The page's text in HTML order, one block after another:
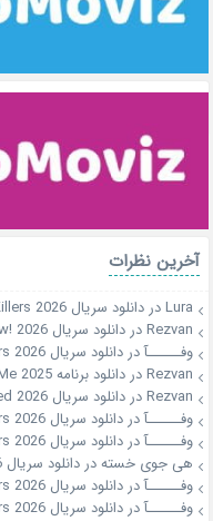
آخرین نظرات
Luraدردانلود سریال A Shop for Killers 2026
Rezvanدردانلود سریال See You at Work Tomorrow! 2026
وفــــــآدردانلود سریال A Shop for Killers 2026
Rezvanدردانلود برنامه Noona is A Woman to Me 2025
Rezvanدردانلود سریال Agent Kim Reactivated 2026
وفــــــآدردانلود سریال A Shop for Killers 2026
وفــــــآدردانلود سریال A Shop for Killers 2026
هی جوی خستهدردانلود سریال Overdo 2026
وفــــــآدردانلود سریال A Shop for Killers 2026
وفــــــآدردانلود سریال A Shop for Killers 2026